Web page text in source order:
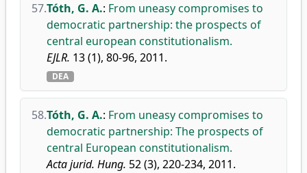
57.Tóth, G. A.: From uneasy compromises to
democratic partnership: the prospects of
central european constitutionalism.
EJLR. 13 (1), 80-96, 2011.
DEA
58.Tóth, G. A.: From uneasy compromises to
democratic partnership: The prospects of
central European constitutionalism.
Acta jurid. Hung. 52 (3), 220-234, 2011.